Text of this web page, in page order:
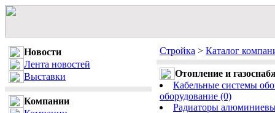
Новости
Лента новостей
Выставки
Компании
Стройка > Каталог
Отопление и
Кабельные системы
оборудование (0)
Радиаторы